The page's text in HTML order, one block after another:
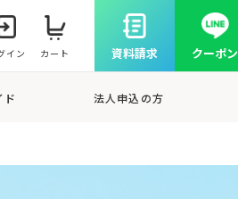
イン カート 資料請求 クーポン
ド 法人申込の方